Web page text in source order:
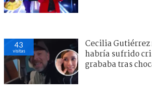
43
visitas
Cecilia Gutiérrez
habría sufrido
grababa tras